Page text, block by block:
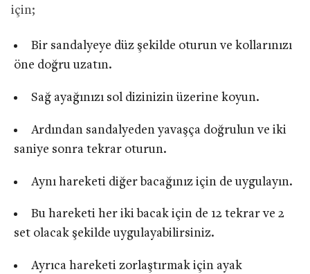
için;
Bir sandalyeye düz şekilde oturun ve kollarınızı
öne doğru uzatın.
Sağ ayağınızı sol dizinizin üzerine koyun.
Ardından sandalyeden yavaşça doğrulun ve iki
saniye sonra tekrar oturun.
Aynı hareketi diğer bacağınız için de uygulayın.
Bu hareketi her iki bacak için de 12 tekrar ve 2
set olacak şekilde uygulayabilirsiniz.
Ayrıca hareketi zorlaştırmak için ayak